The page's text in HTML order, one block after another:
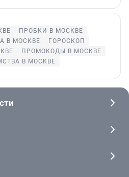
ПРОБКИ В МОСКВЕ
В МОСКВЕ
ГОРОСКОП
ПРОМОКОДЫ В МОСКВЕ
В МОСКВЕ